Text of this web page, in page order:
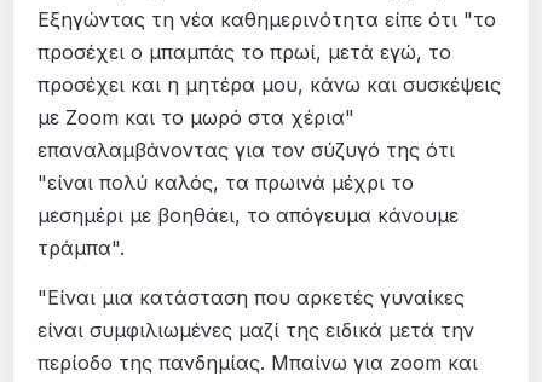
Εξηγώντας τη νέα καθημερινότητα είπε ότι "το
προσέχει ο μπαμπάς το πρωί, μετά εγώ, το
προσέχει και η μητέρα μου, κάνω και συσκέψεις
με Zoom και το μωρό στα χέρια"
επαναλαμβάνοντας για τον σύζυγό της ότι
"είναι πολύ καλός, τα πρωινά μέχρι το
μεσημέρι με βοηθάει, το απόγευμα κάνουμε
τράμπα".
"Είναι μια κατάσταση που αρκετές γυναίκες
είναι συμφιλιωμένες μαζί της ειδικά μετά την
περίοδο της πανδημίας. Μπαίνω για zoom και